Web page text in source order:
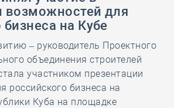
возможностей для
бизнеса на Кубе
– руководитель Проектного
объединения строителей
участником презентации
российского бизнеса на
Куба на площадке